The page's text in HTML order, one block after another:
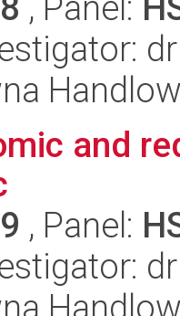
and
, Panel: